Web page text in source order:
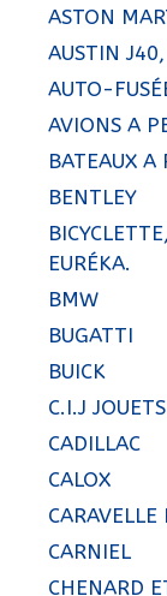
ASTON
AUSTIN
AUTO-
AVIONS A
BATEAUX A
BENTLEY
EURÉKA.
BMW
BUGATTI
BUICK
C.I.J
CADILLAC
CALOX
CARAVELLE
CARNIEL
CHENARD